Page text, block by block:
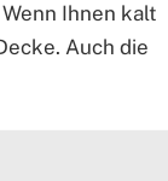
Ihnen kalt
Auch die